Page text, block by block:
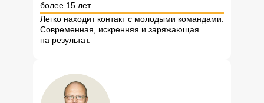
более 15 лет.
Легко находит контакт с молодыми командами.
Современная, искренняя и заряжающая
на результат.